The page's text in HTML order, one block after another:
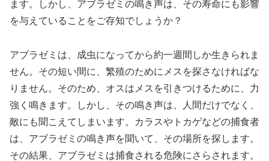
ます。しかし、アブラゼミの鳴き声は、その寿命にも影響
を与えていることをご存知でしょうか？
アブラゼミは、成虫になってから約一週間しか生きられま
せん。その短い間に、繁殖のためにメスを探さなければな
りません。そのため、オスはメスを引きつけるために、力
強く鳴きます。しかし、その鳴き声は、人間だけでなく、
敵にも聞こえてしまいます。カラスやトカゲなどの捕食者
は、アブラゼミの鳴き声を聞いて、その場所を探します。
その結果、アブラゼミは捕食される危険にさらされます。